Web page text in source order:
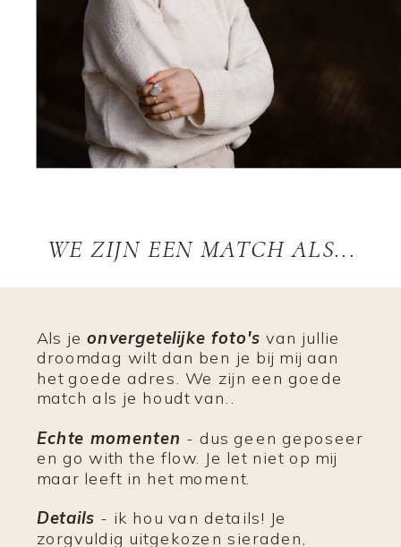
WE ZIJN EEN MATCH ALS...
Als je onvergetelijke foto's van jullie
droomdag wilt dan ben je bij mij aan
het goede adres. We zijn een goede
match als je houdt van..
Echte momenten - dus geen geposeer
en go with the flow. Je let niet op mij
maar leeft in het moment.
Details - ik hou van details! Je
zorgvuldig uitgekozen sieraden,